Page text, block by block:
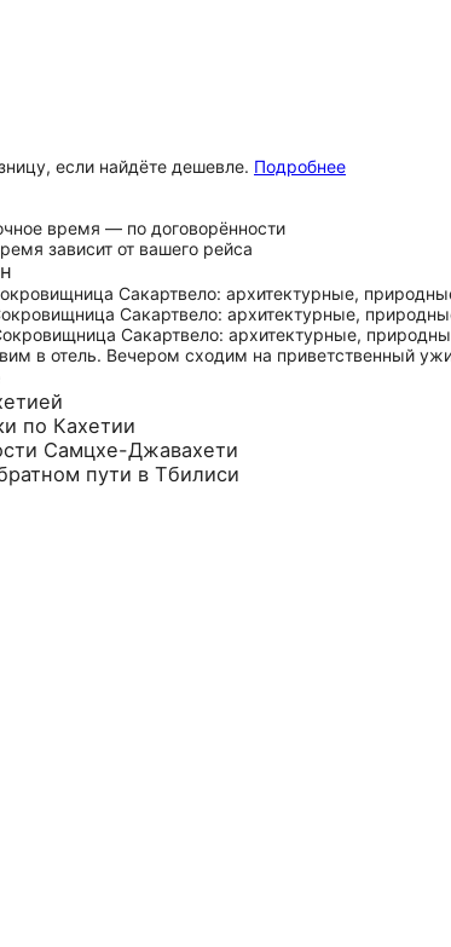
если найдёте дешевле. Подробнее
время — по договорённости
зависит от вашего рейса
в отель. Вечером сходим на приветственный
по Кахетии
Самцхе-Джавахети
пути в Тбилиси